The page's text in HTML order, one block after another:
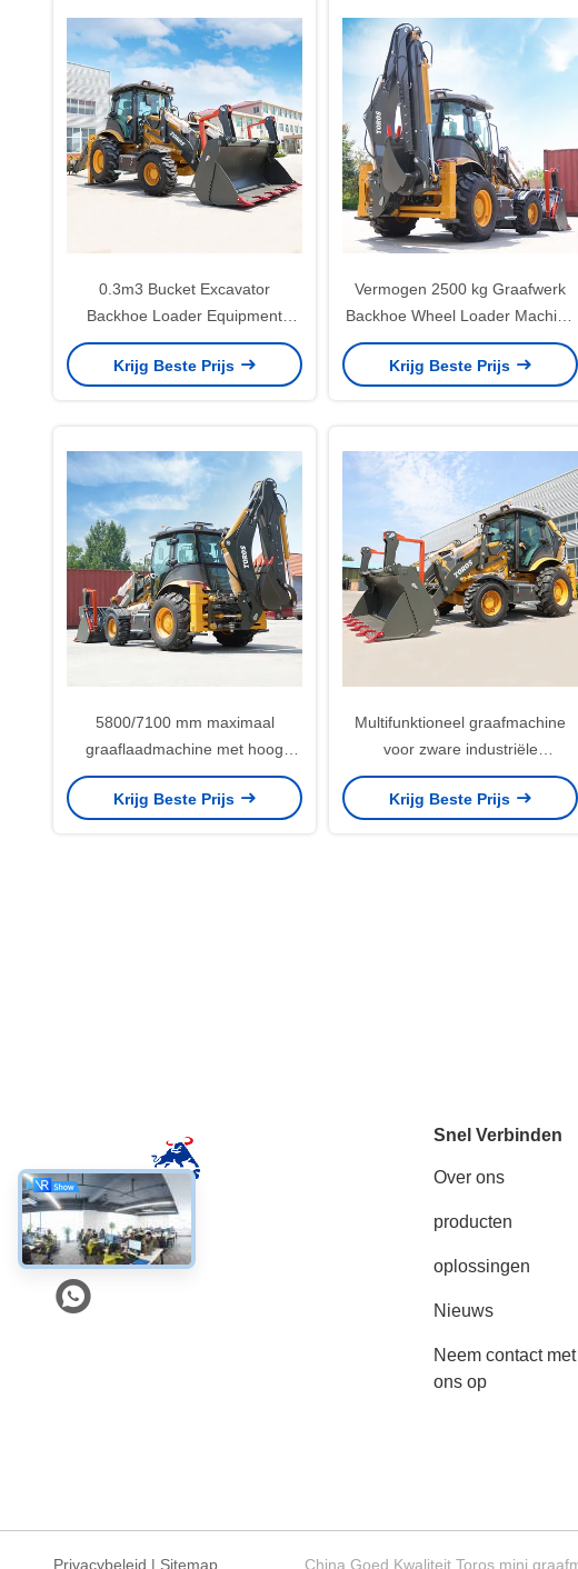
0.3m3 Bucket Excavator
Backhoe Loader Equipment
Hoog vermogen
Krijg Beste Prijs
Vermogen 2500 kg Graafwerk
Backhoe Wheel Loader Machine
Hoog prestatieniveau
Krijg Beste Prijs
5800/7100 mm maximaal
graaflaadmachine met hoog
rendement
Krijg Beste Prijs
Multifunktioneel graafmachine
voor zware industriële
werkzaamheden
Krijg Beste Prijs
Sociale media
Snel Verbinden
Over ons
producten
oplossingen
Nieuws
Neem contact met
ons op
Privacybeleid | Sitemap China Goed Kwaliteit Toros mini